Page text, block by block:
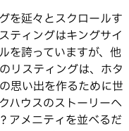
を延々とスクロールす
ティングはキングサイ
を誇っていますが、他
リスティングは、ホタ
思い出を作るために世
ハウスのストーリーへ
アメニティを並べるだ